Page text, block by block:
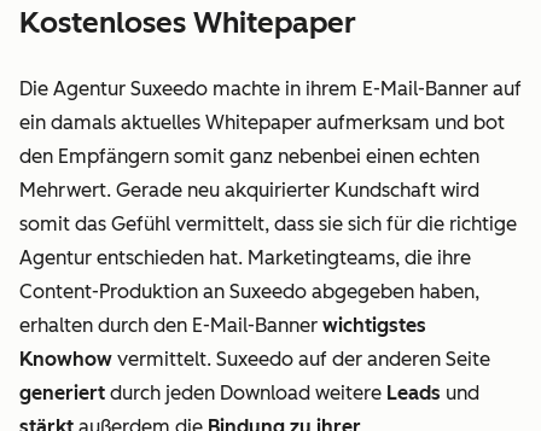
Kostenloses Whitepaper
Die Agentur Suxeedo machte in ihrem E-Mail-Banner auf
ein damals aktuelles Whitepaper aufmerksam und bot
den Empfängern somit ganz nebenbei einen echten
Mehrwert. Gerade neu akquirierter Kundschaft wird
somit das Gefühl vermittelt, dass sie sich für die richtige
Agentur entschieden hat. Marketingteams, die ihre
Content-Produktion an Suxeedo abgegeben haben,
erhalten durch den E-Mail-Banner wichtigstes
Knowhow vermittelt. Suxeedo auf der anderen Seite
generiert durch jeden Download weitere Leads und